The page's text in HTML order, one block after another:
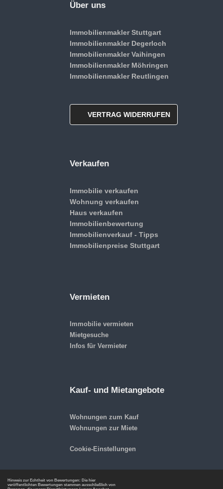
Über uns
Immobilienmakler Stuttgart
Immobilienmakler Degerloch
Immobilienmakler Vaihingen
Immobilienmakler Möhringen
Immobilienmakler Reutlingen
VERTRAG WIDERRUFEN
Verkaufen
Immobilie verkaufen
Wohnung verkaufen
Haus verkaufen
Immobilienbewertung
Immobilienverkauf - Tipps
Immobilienpreise Stuttgart
Vermieten
Immobilie vermieten
Mietgesuche
Infos für Vermieter
Kauf- und Mietangebote
Wohnungen zum Kauf
Wohnungen zur Miete
Cookie-Einstellungen
Hinweis zur Echtheit von Bewertungen: Die hier
veröffentlichten Bewertungen stammen ausschließlich von